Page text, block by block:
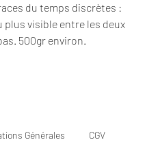
du temps discrètes :
visible entre les deux
500gr environ.
Générales CGV